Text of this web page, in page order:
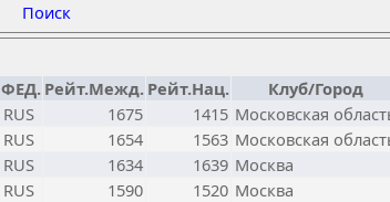
Поиск
ФЕД. Рейт.Межд. Рейт.Нац.
Клуб/Город
RUS 1675 1415 Московская
RUS 1654 1563 Московская
RUS 1634 1639 Москва
RUS 1590 1520 Москва